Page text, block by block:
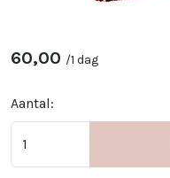
60,00 /1 dag
Aantal: